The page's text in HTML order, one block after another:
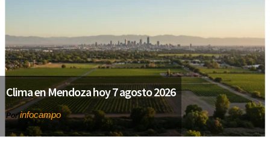
Clima en Mendoza hoy 7 agosto 2026
Porinfocampo